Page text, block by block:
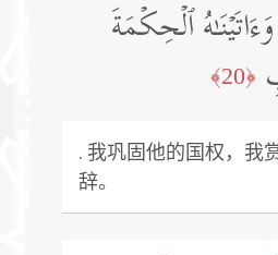
ٱلۡحِكۡمَةَ
﴿20﴾
. 我巩固他的国权，我
辞。